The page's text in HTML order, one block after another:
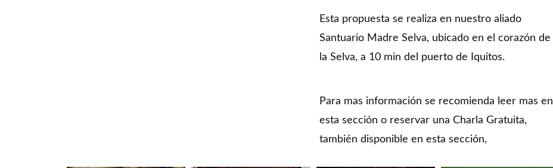
Esta propuesta se realiza en nuestro aliado
Santuario Madre Selva, ubicado en el corazón de
la Selva, a 10 min del puerto de Iquitos.
Para mas información se recomienda leer mas en
esta sección o reservar una Charla Gratuita,
también disponible en esta sección,